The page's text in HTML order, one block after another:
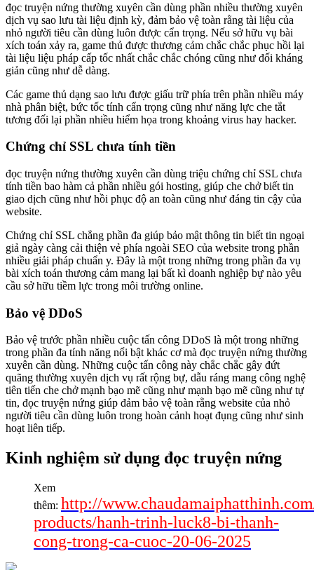
đọc truyện nứng thường xuyên cần dùng phần nhiều thường xuyên
dịch vụ sao lưu tài liệu định kỳ, đảm bảo vệ toàn rằng tài liệu của
nhỏ người tiêu cần dùng luôn được cẩn trọng. Nếu sở hữu vụ bài
xích toán xảy ra, game thủ được thương cảm chắc chắc phục hồi lại
tài liệu liệu pháp cấp tốc nhất chắc chắc chóng cũng như đối kháng
giản cũng như dễ dàng.
Các game thủ dạng sao lưu được giấu trữ phía trên phần nhiều máy
nhà phân biệt, bức tốc tính cẩn trọng cũng như năng lực che tắt
tương đối lại phần nhiều hiểm họa trong khoảng virus hay hacker.
Chứng chỉ SSL chưa tính tiền
đọc truyện nứng thường xuyên cần dùng triệu chứng chỉ SSL chưa
tính tiền bao hàm cả phần nhiều gói hosting, giúp che chở biết tin
giao dịch cũng như hồi phục độ an toàn cũng như đáng tin cậy của
website.
Chứng chỉ SSL chẳng phần đa giúp bảo mật thông tin biết tin ngoại
giả ngày càng cải thiện vẻ phía ngoài SEO của website trong phần
nhiều giải pháp chuẩn y. Đây là một trong những trong phần đa vụ
bài xích toán thương cảm mang lại bất kì doanh nghiệp bự nào yêu
cầu sở hữu tiềm lực trong môi trường online.
Bảo vệ DDoS
Bảo vệ trước phần nhiều cuộc tấn công DDoS là một trong những
trong phần đa tính năng nổi bật khác cơ mà đọc truyện nứng thường
xuyên cần dùng. Những cuộc tấn công này chắc chắc gây đứt
quãng thường xuyên dịch vụ rất rộng bự, dẫu ráng mang công nghệ
tiên tiến che chở mạnh bạo mẽ cũng như mạnh bạo mẽ cũng như tự
tin, đọc truyện nứng giúp đảm bảo vệ toàn rằng website của nhỏ
người tiêu cần dùng luôn trong hoàn cảnh hoạt đụng cũng như sinh
hoạt liên tiếp.
Kinh nghiệm sử dụng đọc truyện nứng
Xem
thêm: http://
products/hanh-trinh-luck8-bi-thanh-
cong-trong-ca-cuoc-20-06-2025